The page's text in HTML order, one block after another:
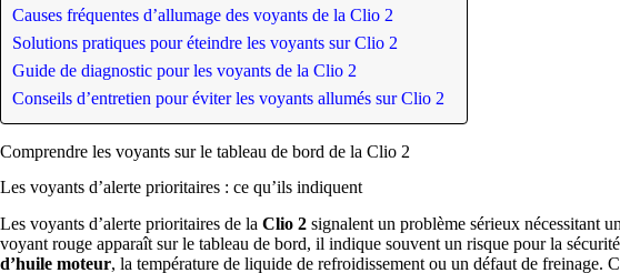
Causes fréquentes d’allumage des voyants de la Clio 2
Solutions pratiques pour éteindre les voyants sur Clio 2
Guide de diagnostic pour les voyants de la Clio 2
Conseils d’entretien pour éviter les voyants allumés sur Clio 2
Comprendre les voyants sur le tableau de bord de la Clio 2
Les voyants d’alerte prioritaires : ce qu’ils indiquent
Les voyants d’alerte prioritaires de la Clio 2 signalent un problème sérieux nécessitant
voyant rouge apparaît sur le tableau de bord, il indique souvent un risque pour la
d’huile moteur, la température de liquide de refroidissement ou un défaut de freinage.